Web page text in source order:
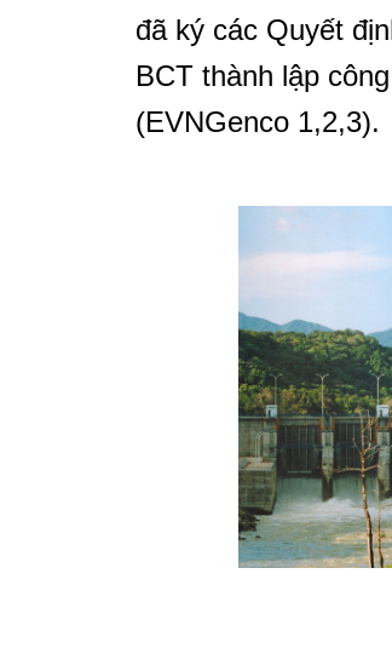
đã ký các Quyết
BCT thành lập
(EVNGenco 1,2,3).